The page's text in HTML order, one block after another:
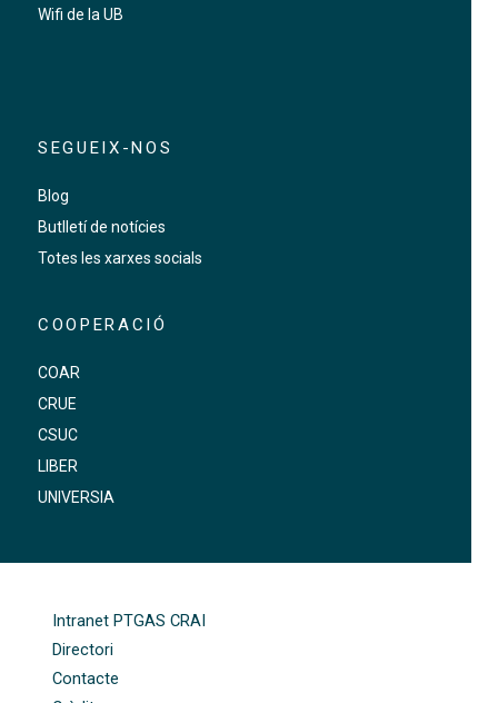
Wifi de la UB
SEGUEIX-NOS
Blog
Butlletí de notícies
Totes les xarxes socials
COOPERACIÓ
COAR
CRUE
CSUC
LIBER
UNIVERSIA
Intranet PTGAS CRAI
Directori
Contacte